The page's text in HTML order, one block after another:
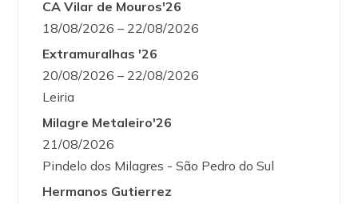
CA Vilar de Mouros'26
18/08/2026 – 22/08/2026
Extramuralhas '26
20/08/2026 – 22/08/2026
Leiria
Milagre Metaleiro'26
21/08/2026
Pindelo dos Milagres - São Pedro do Sul
Hermanos Gutierrez